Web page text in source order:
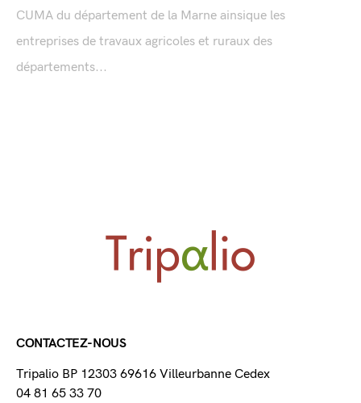
CUMA du département de la Marne ainsique les
entreprises de travaux agricoles et ruraux des
départements...
CONTACTEZ-NOUS
Tripalio BP 12303 69616 Villeurbanne Cedex
04 81 65 33 70